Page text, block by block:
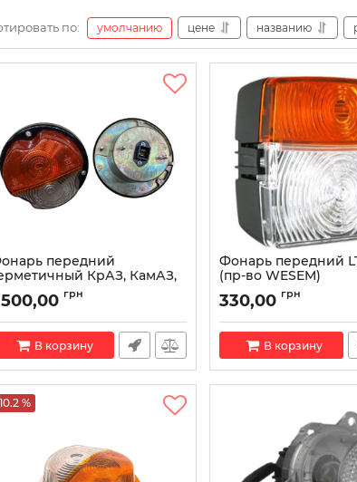
по: умолчанию цене названию
передний
КрАЗ, КамАЗ,
УРАЛ ПФ133АБ-3712010
во ОСВАР)
ПФ133АБ-3712010
500,00 грн
В корзину
Фонарь передний
(пр-во WESEM)
Артикул: LT4.52180
330,00 грн
В корзину
%